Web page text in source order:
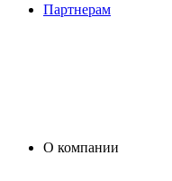
Партнерам
О компании